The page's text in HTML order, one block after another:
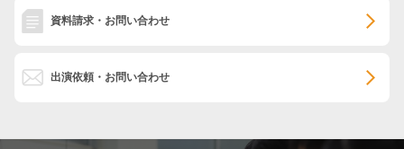
資料請求・お問い合わせ
出演依頼・お問い合わせ